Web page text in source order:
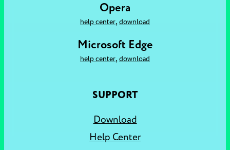
Opera
help center, download
Microsoft Edge
help center, download
SUPPORT
Download
Help Center